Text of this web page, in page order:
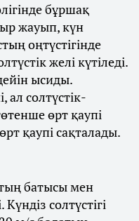
бұршақ
жауып, күн
оңтүстігінде
желі күтіледі.
ысиды.
ал солтүстік-
өрт қаупі
қаупі сақталады.
батысы мен
Күндіз солтүстігі